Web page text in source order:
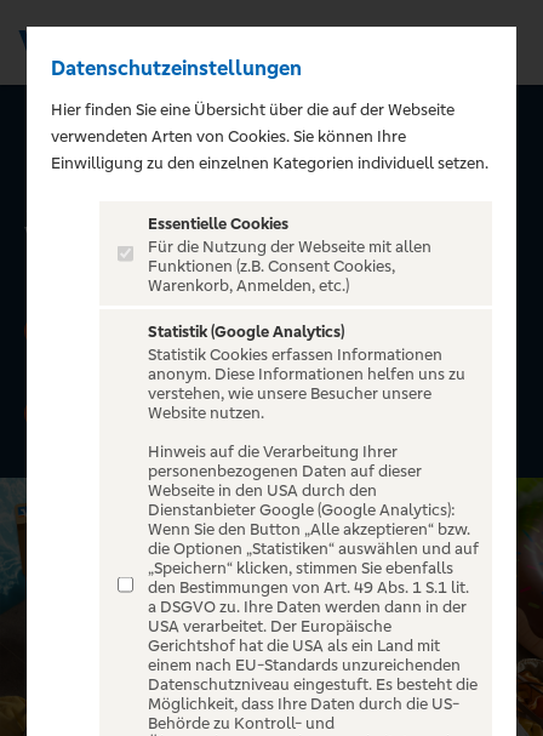
Urlaub. All-Inclusive.
Visa.
Jetzt »GoldCard von Visa« beantragen und
100 EUR Reisegutscheinerhalten.
Zusätzlich die Chance erhalten, ein
Datenschutzeinstellungen
Hier finden Sie eine Übersicht über die auf der Webseite
verwendeten Arten von Cookies. Sie können Ihre
Einwilligung zu den einzelnen Kategorien individuell setzen.
Essentielle Cookies
Für die Nutzung der Webseite mit allen
Funktionen (z.B. Consent Cookies,
Warenkorb, Anmelden, etc.)
Statistik (Google Analytics)
Statistik Cookies erfassen Informationen
anonym. Diese Informationen helfen uns zu
verstehen, wie unsere Besucher unsere
Website nutzen.
Hinweis auf die Verarbeitung Ihrer
personenbezogenen Daten auf dieser
Webseite in den USA durch den
Dienstanbieter Google (Google Analytics):
Wenn Sie den Button „Alle akzeptieren“ bzw.
die Optionen „Statistiken“ auswählen und auf
„Speichern“ klicken, stimmen Sie ebenfalls
den Bestimmungen von Art. 49 Abs. 1 S.1 lit.
a DSGVO zu. Ihre Daten werden dann in der
USA verarbeitet. Der Europäische
Gerichtshof hat die USA als ein Land mit
einem nach EU-Standards unzureichenden
Datenschutzniveau eingestuft. Es besteht die
Möglichkeit, dass Ihre Daten durch die US-
Behörde zu Kontroll- und